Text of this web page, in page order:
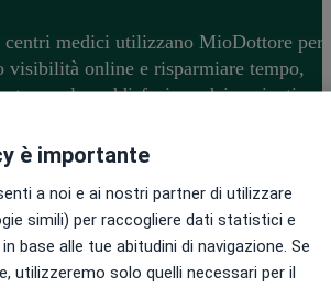
medici utilizzano MioDottore per
visibilità online e risparmiare tempo,
la soddisfazione dei pazienti.
modulo e ricevi la tua demo
è importante
a noi e ai nostri partner di utilizzare
simili) per raccogliere dati statistici e
base alle tue abitudini di navigazione. Se
utilizzeremo solo quelli necessari per il